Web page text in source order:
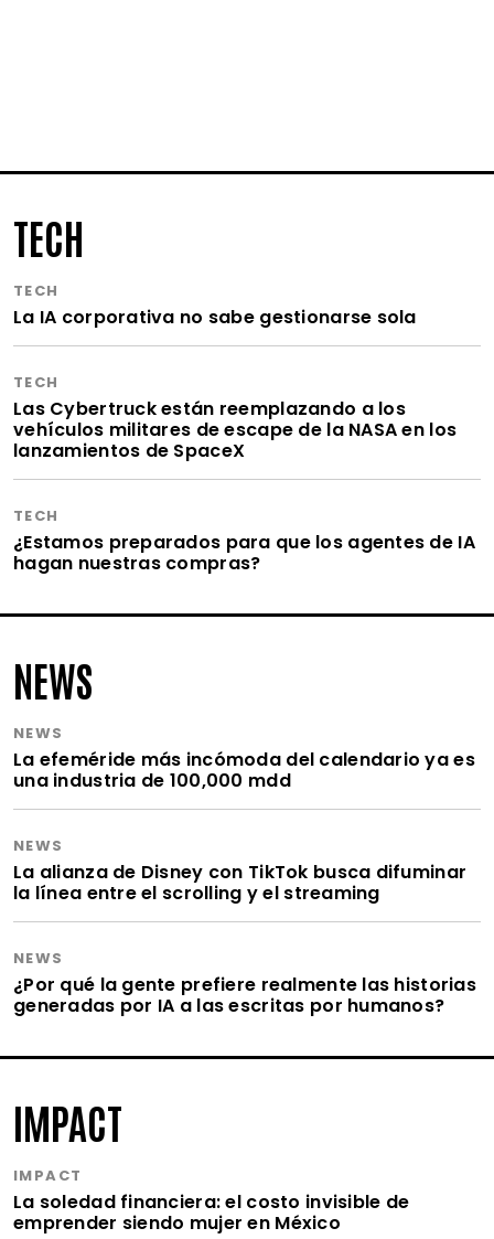
TECH
TECH
La IA corporativa no sabe gestionarse sola
TECH
Las Cybertruck están reemplazando a los
vehículos militares de escape de la NASA en los
lanzamientos de SpaceX
TECH
¿Estamos preparados para que los agentes de IA
hagan nuestras compras?
NEWS
NEWS
La efeméride más incómoda del calendario ya es
una industria de 100,000 mdd
NEWS
La alianza de Disney con TikTok busca difuminar
la línea entre el scrolling y el streaming
NEWS
¿Por qué la gente prefiere realmente las historias
generadas por IA a las escritas por humanos?
IMPACT
IMPACT
La soledad financiera: el costo invisible de
emprender siendo mujer en México